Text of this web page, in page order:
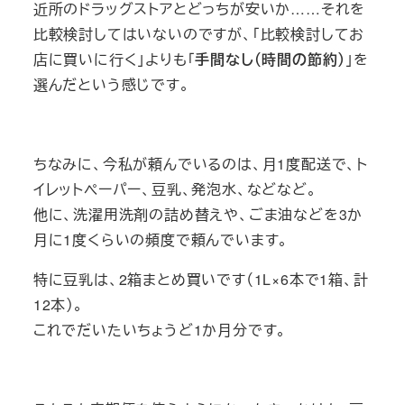
近所のドラッグストアとどっちが安いか……それを
比較検討してはいないのですが、「比較検討してお
店に買いに行く」よりも「手間なし（時間の節約） 」を
選んだという感じです。
ちなみに、今私が頼んでいるのは、月1度配送で、ト
イレットペーパー、豆乳、発泡水、などなど。
他に、洗濯用洗剤の詰め替えや、ごま油などを3か
月に1度くらいの頻度で頼んでいます。
特に豆乳は、2箱まとめ買いです（1L×6本で1箱、計
12本）。
これでだいたいちょうど1か月分です。